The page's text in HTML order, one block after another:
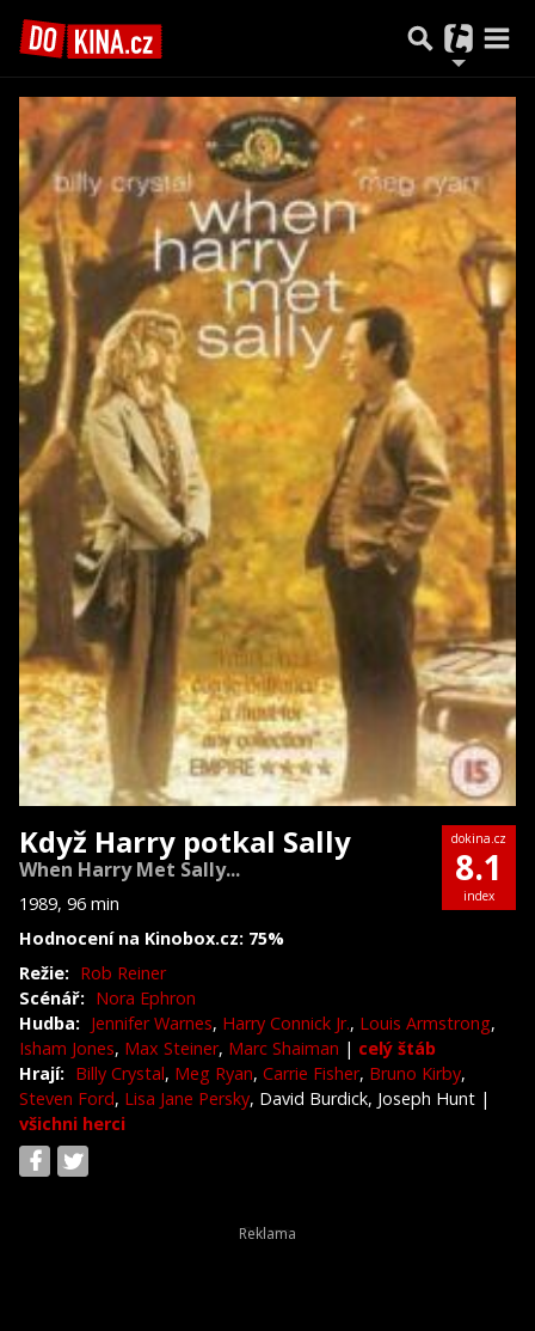
Když Harry potkal Sally
When Harry Met Sally...
1989, 96 min
Hodnocení na Kinobox.cz: 75%
dokina.cz
8.1
index
Režie: Rob Reiner
Scénář: Nora Ephron
Hudba: Jennifer Warnes, Harry Connick Jr., Louis Armstrong,
Isham Jones, Max Steiner, Marc Shaiman | celý štáb
Hrají: Billy Crystal, Meg Ryan, Carrie Fisher, Bruno Kirby,
Steven Ford, Lisa Jane Persky, David Burdick, Joseph Hunt |
všichni herci